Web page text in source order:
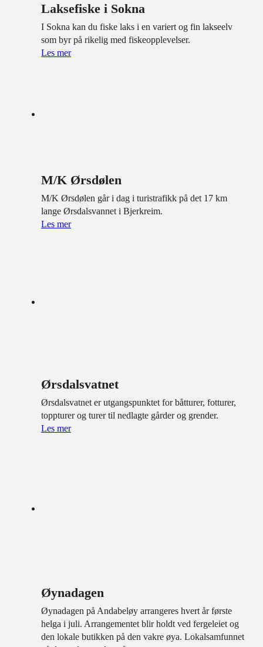
Laksefiske i Sokna
I Sokna kan du fiske laks i en variert og fin lakseelv
som byr på rikelig med fiskeopplevelser.
Les mer
M/K Ørsdølen
M/K Ørsdølen går i dag i turistrafikk på det 17 km
lange Ørsdalsvannet i Bjerkreim.
Les mer
Ørsdalsvatnet
Ørsdalsvatnet er utgangspunktet for båtturer, fotturer,
toppturer og turer til nedlagte gårder og grender.
Les mer
Øynadagen
Øynadagen på Andabeløy arrangeres hvert år første
helga i juli. Arrangementet blir holdt ved fergeleiet og
den lokale butikken på den vakre øya. Lokalsamfunnet